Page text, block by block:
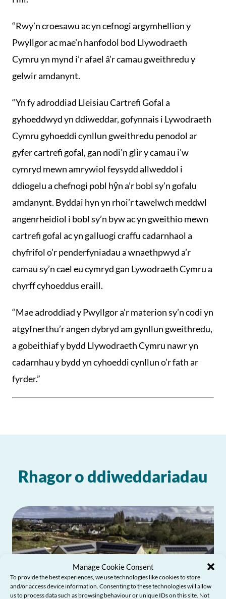
Manage Cookie Consent
To provide the best experiences, we use technologies like cookies to store
and/or access device information. Consenting to these technologies will allow
us to process data such as browsing behaviour or unique IDs on this site. Not
“Rwy’n croesawu ac yn cefnogi argymhellion y
Pwyllgor ac mae’n hanfodol bod Llywodraeth
Cymru yn mynd i’r afael â’r camau gweithredu y
gelwir amdanynt.
“Yn fy adroddiad Lleisiau Cartrefi Gofal a
gyhoeddwyd yn ddiweddar, gofynnais i Lywodraeth
Cymru gyhoeddi cynllun gweithredu penodol ar
gyfer cartrefi gofal, gan nodi’n glir y camau i’w
cymryd mewn amrywiol feysydd allweddol i
ddiogelu a chefnogi pobl hŷn a’r bobl sy’n gofalu
amdanynt. Byddai hyn yn rhoi’r tawelwch meddwl
angenrheidiol i bobl sy’n byw ac yn gweithio mewn
cartrefi gofal ac yn galluogi craffu cadarnhaol a
chyfrifol o’r penderfyniadau a wnaethpwyd a’r
camau sy’n cael eu cymryd gan Lywodraeth Cymru a
chyrff cyhoeddus eraill.
“Mae adroddiad y Pwyllgor a’r materion sy’n codi yn
atgyfnerthu’r angen dybryd am gynllun gweithredu,
a gobeithiaf y bydd Llywodraeth Cymru nawr yn
cadarnhau y bydd yn cyhoeddi cynllun o’r fath ar
fyrder.”
Rhagor o ddiweddariadau